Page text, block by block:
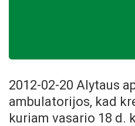
2012-02-20 Alytaus
ambulatorijos, kad
kuriam vasario 18 d.